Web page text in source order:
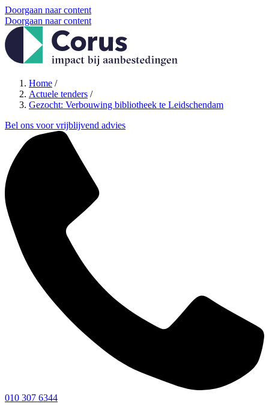
Doorgaan naar content
Doorgaan naar content
Home /
Actuele tenders /
Gezocht: Verbouwing bibliotheek te Leidschendam
Bel ons voor vrijblijvend advies
010 307 6344